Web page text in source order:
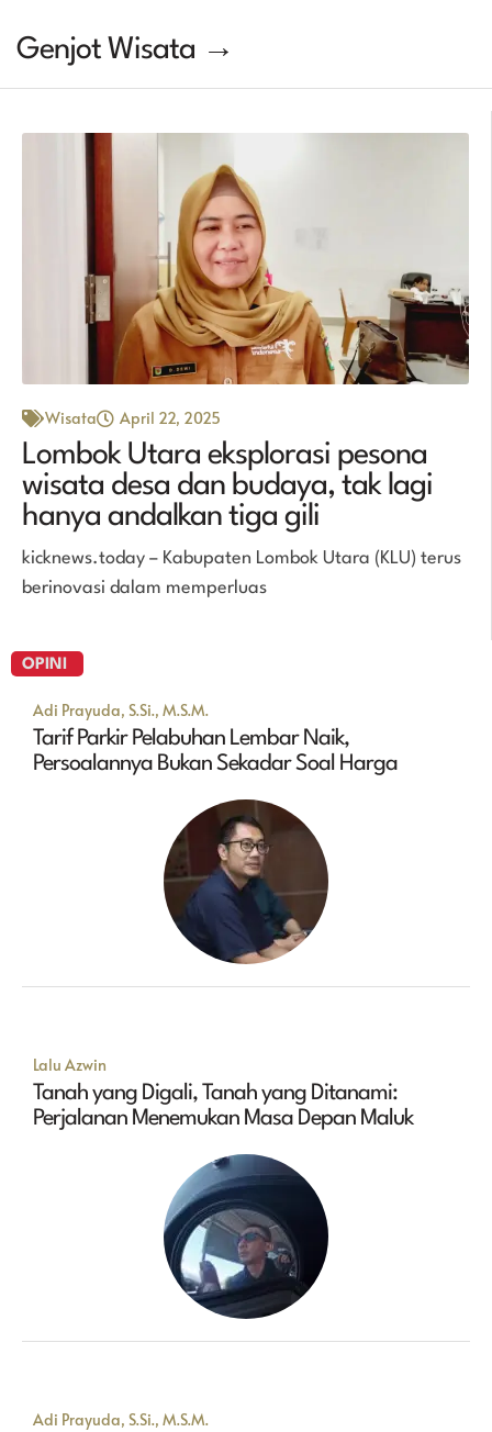
Genjot Wisata →
Wisata April 22, 2025
Lombok Utara eksplorasi pesona
wisata desa dan budaya, tak lagi
hanya andalkan tiga gili
kicknews.today – Kabupaten Lombok Utara (KLU) terus
berinovasi dalam memperluas
OPINI
Adi Prayuda, S.Si., M.S.M.
Tarif Parkir Pelabuhan Lembar Naik,
Persoalannya Bukan Sekadar Soal Harga
Lalu Azwin
Tanah yang Digali, Tanah yang Ditanami:
Perjalanan Menemukan Masa Depan Maluk
Adi Prayuda, S.Si., M.S.M.